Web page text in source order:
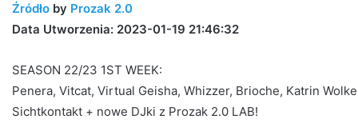
Źródło by Prozak 2.0
Data Utworzenia: 2023-01-19 21:46:32
SEASON 22/23 1ST WEEK:
Penera, Vitcat, Virtual Geisha, Whizzer, Brioche, Katrin
Sichtkontakt + nowe DJki z Prozak 2.0 LAB!
czasie!!!
5 dni ago
#30 w karcie na czasie!!!